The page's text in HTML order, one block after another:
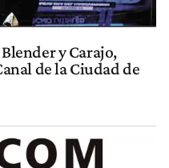
y Carajo,
de la Ciudad de